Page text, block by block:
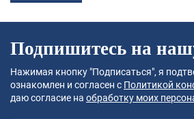
Подпишитесь на
Нажимая кнопку "Подписаться", я
ознакомлен и согласен с Политикой
даю согласие на обработку моих